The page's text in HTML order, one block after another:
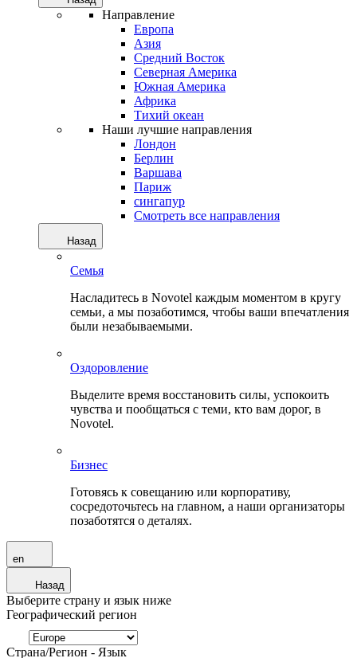
Направление
Европа
Азия
Средний Восток
Северная Америка
Южная Америка
Африка
Тихий океан
Наши лучшие направления
Лондон
Берлин
Варшава
Париж
сингапур
Смотреть все направления
Назад
Семья
Насладитесь в Novotel каждым моментом в кругу
семьи, а мы позаботимся, чтобы ваши впечатления
были незабываемыми.
Оздоровление
Выделите время восстановить силы, успокоить
чувства и пообщаться с теми, кто вам дорог, в
Novotel.
Бизнес
Готовясь к совещанию или корпоративу,
сосредоточьтесь на главном, а наши организаторы
позаботятся о деталях.
en
Назад
Выберите страну и язык ниже
Географический регион
Страна/Регион - Язык